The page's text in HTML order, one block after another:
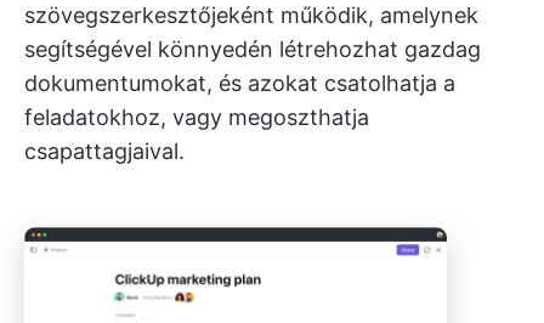
szövegszerkesztőjeként működik, amelynek
segítségével könnyedén létrehozhat gazdag
dokumentumokat, és azokat csatolhatja a
feladatokhoz, vagy megoszthatja
csapattagjaival.